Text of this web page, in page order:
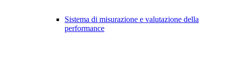
Sistema di misurazione e valutazione della
performance